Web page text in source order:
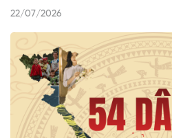
22/07/2026